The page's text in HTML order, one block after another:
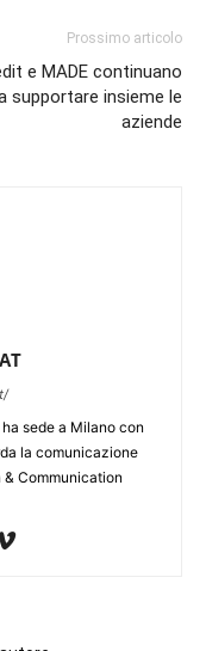
Prossimo articolo
e MADE continuano
supportare insieme le
aziende
sede a Milano con
la comunicazione
Communication